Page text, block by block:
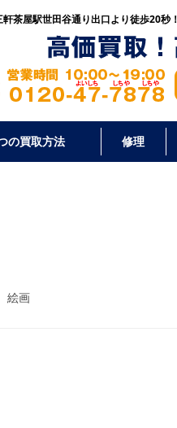
屋駅世田谷通り出口より徒歩20秒！
の買取方法 修理
絵画